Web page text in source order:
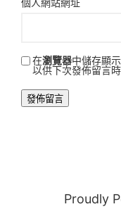
在瀏覽器中儲存顯
以供下次發佈留言時
Proudly